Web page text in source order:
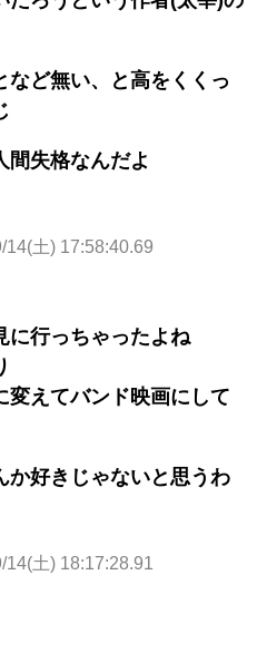
など無い、と高をくくっ
間失格なんだよ
14(土) 17:58:40.69
に行っちゃったよね
変えてバンド映画にして
か好きじゃないと思うわ
14(土) 18:17:28.91